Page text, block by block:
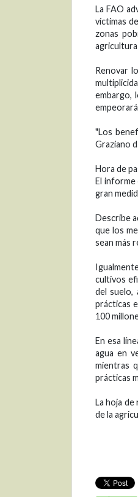
La FAO
víctimas
zonas
Renovar
embargo,
"Los
Graziano
Hora de
El informe
gran
Describe
que los
sean más
cultivos
del suelo,
prácticas
100
En esa
agua en
mientras
prácticas
La hoja
de la